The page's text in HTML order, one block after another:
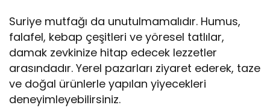
Suriye mutfağı da unutulmamalıdır. Humus,
falafel, kebap çeşitleri ve yöresel tatlılar,
damak zevkinize hitap edecek lezzetler
arasındadır. Yerel pazarları ziyaret ederek, taze
ve doğal ürünlerle yapılan yiyecekleri
deneyimleyebilirsiniz.